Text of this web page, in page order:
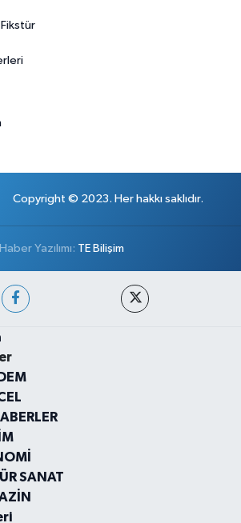
Copyright © 2023. Her hakkı saklıdır.
Haber Yazılımı: TE Bilişim
SANAT